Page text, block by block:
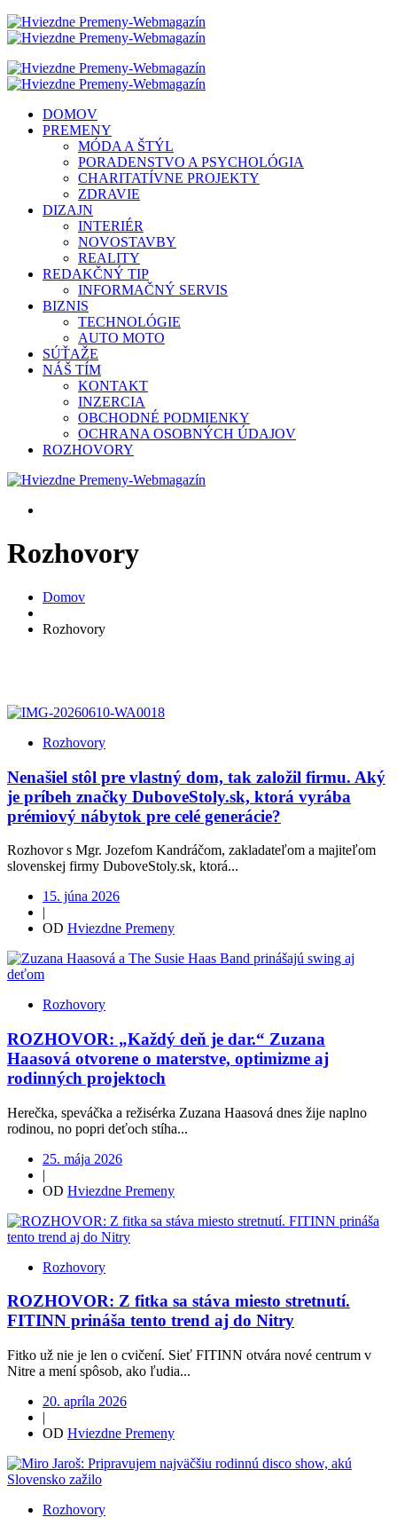
DOMOV
PREMENY
MÓDA A ŠTÝL
PORADENSTVO A PSYCHOLÓGIA
CHARITATÍVNE PROJEKTY
ZDRAVIE
DIZAJN
INTERIÉR
NOVOSTAVBY
REALITY
REDAKČNÝ TIP
INFORMAČNÝ SERVIS
BIZNIS
TECHNOLÓGIE
AUTO MOTO
SÚŤAŽE
NÁŠ TÍM
KONTAKT
INZERCIA
OBCHODNÉ PODMIENKY
OCHRANA OSOBNÝCH ÚDAJOV
ROZHOVORY
Rozhovory
Domov
Rozhovory
Rozhovory
Nenašiel stôl pre vlastný dom, tak založil firmu. Aký
je príbeh značky DuboveStoly.sk, ktorá vyrába
prémiový nábytok pre celé generácie?
Rozhovor s Mgr. Jozefom Kandráčom, zakladateľom a majiteľom
slovenskej firmy DuboveStoly.sk, ktorá...
15. júna 2026
|
OD Hviezdne Premeny
Rozhovory
ROZHOVOR: „Každý deň je dar.“ Zuzana
Haasová otvorene o materstve, optimizme aj
rodinných projektoch
Herečka, speváčka a režisérka Zuzana Haasová dnes žije naplno
rodinou, no popri deťoch stíha...
25. mája 2026
|
OD Hviezdne Premeny
Rozhovory
ROZHOVOR: Z fitka sa stáva miesto stretnutí.
FITINN prináša tento trend aj do Nitry
Fitko už nie je len o cvičení. Sieť FITINN otvára nové centrum v
Nitre a mení spôsob, ako ľudia...
20. apríla 2026
|
OD Hviezdne Premeny
Rozhovory